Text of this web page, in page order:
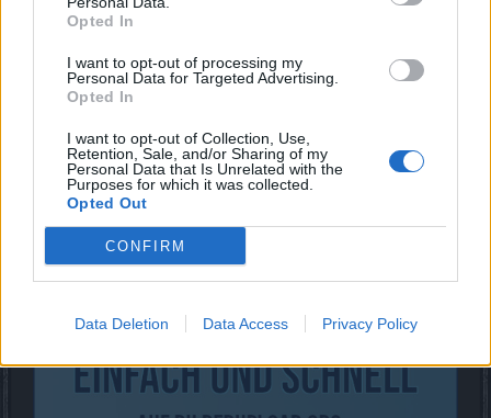
Opted In
I want to opt-out of processing my
Personal Data for Targeted Advertising.
Opted In
I want to opt-out of Collection, Use,
Retention, Sale, and/or Sharing of my
Personal Data that Is Unrelated with the
Purposes for which it was collected.
Opted Out
CONFIRM
Data Deletion Data Access Privacy Policy
hier mal ein Bild wo der besagte Onkel > Professor Jullov